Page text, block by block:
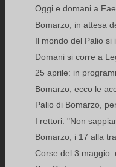
Oggi e domani a
Bomarzo, in attesa
Il mondo del Palio si
Domani si corre a
25 aprile: in
Bomarzo, ecco le
Palio di Bomarzo,
I rettori: "Non
Bomarzo, i 17 alla
Corse del 3 maggio: